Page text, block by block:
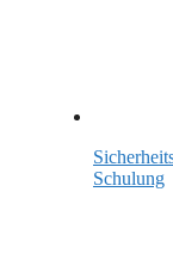
Schulung